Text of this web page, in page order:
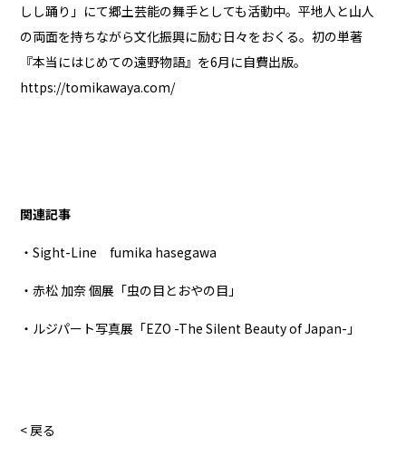
しし踊り」にて郷土芸能の舞手としても活動中。平地人と山人
の両面を持ちながら文化振興に励む日々をおくる。初の単著
『本当にはじめての遠野物語』を6月に自費出版。
https://tomikawaya.com/
関連記事
・Sight-Line fumika hasegawa
・赤松 加奈 個展「虫の目とおやの目」
・ルジパート写真展「EZO -The Silent Beauty of Japan-」
< 戻る